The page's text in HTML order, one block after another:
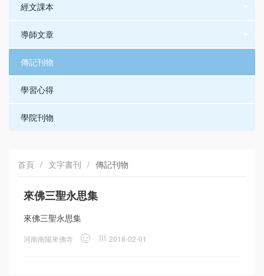
經文課本
導師文章
傳記刊物
學習心得
學院刊物
首頁 / 文字書刊 / 傳記刊物
來佛三聖永思集
來佛三聖永思集
河南南陽來佛寺 2018-02-01